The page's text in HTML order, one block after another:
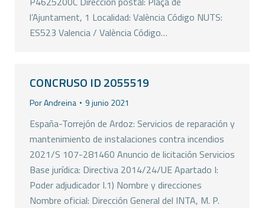
l’Ajuntament, 1 Localidad: València Código NUTS:
ES523 Valencia / València Código…
CONCRUSO ID 2055519
PorAndreina 9 junio 2021
España-Torrejón de Ardoz: Servicios de reparación y
mantenimiento de instalaciones contra incendios
2021/S 107-281460 Anuncio de licitación Servicios
Base jurídica: Directiva 2014/24/UE Apartado I:
Poder adjudicador I.1) Nombre y direcciones
Nombre oficial: Dirección General del INTA, M. P.